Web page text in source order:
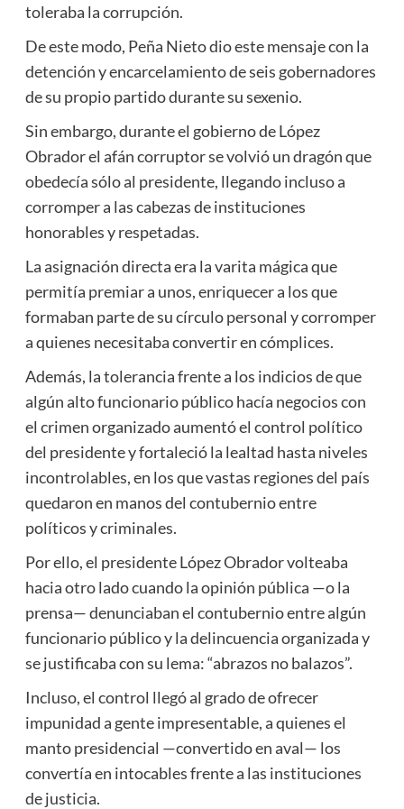
toleraba la corrupción.
De este modo, Peña Nieto dio este mensaje con la
detención y encarcelamiento de seis gobernadores
de su propio partido durante su sexenio.
Sin embargo, durante el gobierno de López
Obrador el afán corruptor se volvió un dragón que
obedecía sólo al presidente, llegando incluso a
corromper a las cabezas de instituciones
honorables y respetadas.
La asignación directa era la varita mágica que
permitía premiar a unos, enriquecer a los que
formaban parte de su círculo personal y corromper
a quienes necesitaba convertir en cómplices.
Además, la tolerancia frente a los indicios de que
algún alto funcionario público hacía negocios con
el crimen organizado aumentó el control político
del presidente y fortaleció la lealtad hasta niveles
incontrolables, en los que vastas regiones del país
quedaron en manos del contubernio entre
políticos y criminales.
Por ello, el presidente López Obrador volteaba
hacia otro lado cuando la opinión pública —o la
prensa— denunciaban el contubernio entre algún
funcionario público y la delincuencia organizada y
se justificaba con su lema: “abrazos no balazos”.
Incluso, el control llegó al grado de ofrecer
impunidad a gente impresentable, a quienes el
manto presidencial —convertido en aval— los
convertía en intocables frente a las instituciones
de justicia.